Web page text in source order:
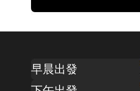
早晨出發